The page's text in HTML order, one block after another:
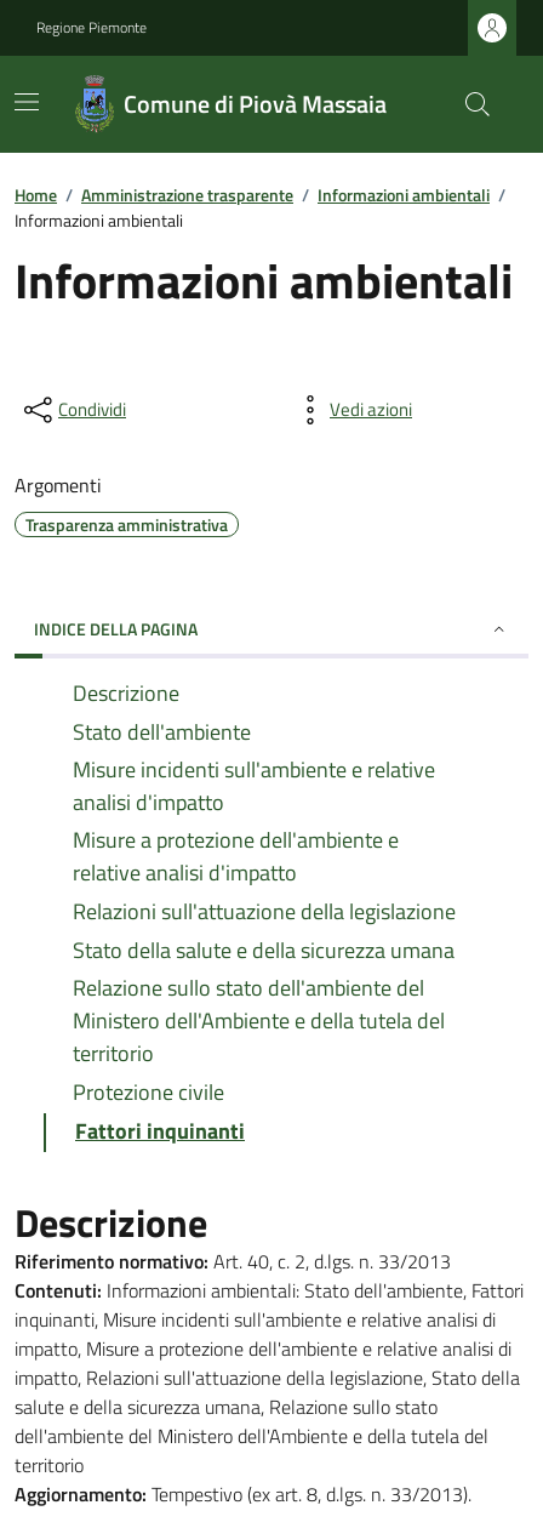
Regione Piemonte
Comune di Piovà Massaia
Home / Amministrazione trasparente / Informazioni ambientali /
Informazioni ambientali
Informazioni ambientali
Condividi Vedi azioni
Argomenti
Trasparenza amministrativa
INDICE DELLA PAGINA
Descrizione
Stato dell'ambiente
Misure incidenti sull'ambiente e relative
analisi d'impatto
Misure a protezione dell'ambiente e
relative analisi d'impatto
Relazioni sull'attuazione della legislazione
Stato della salute e della sicurezza umana
Relazione sullo stato dell'ambiente del
Ministero dell'Ambiente e della tutela del
territorio
Protezione civile
Fattori inquinanti
Descrizione
Riferimento normativo: Art. 40, c. 2, d.lgs. n. 33/2013
Contenuti: Informazioni ambientali: Stato dell'ambiente, Fattori
inquinanti, Misure incidenti sull'ambiente e relative analisi di
impatto, Misure a protezione dell'ambiente e relative analisi di
impatto, Relazioni sull'attuazione della legislazione, Stato della
salute e della sicurezza umana, Relazione sullo stato
dell'ambiente del Ministero dell'Ambiente e della tutela del
territorio
Aggiornamento: Tempestivo (ex art. 8, d.lgs. n. 33/2013).